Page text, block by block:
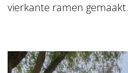
vierkante ramen gemaakt.